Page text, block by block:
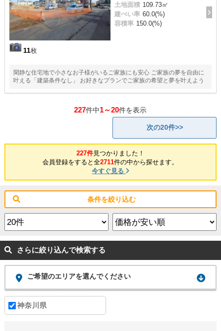
11枚
土地面積 109.73㎡
建ぺい率 60.0(%)
容積率 150.0(%)
閑静な住宅地で小さなお子様がいるご家族にも安心 ご家族の夢を自由に
叶える「建築条件なし」 お好きなプランでご家族の希望と夢を叶えよう
227件中1～20件を表示
次の20件>>
227件見つかりました！
会員登録をすると全2711件の中から探せます。
今すぐ見る
条件を絞り込む
さらに絞り込んで検索する
ご希望のエリアを選んでください
神奈川県